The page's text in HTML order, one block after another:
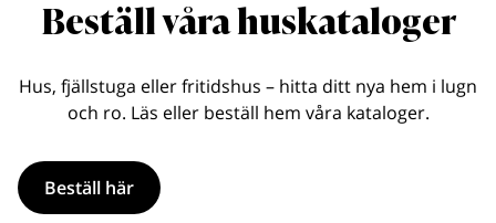
Beställ våra huskataloger
Hus, fjällstuga eller fritidshus – hitta ditt nya hem i lugn
och ro. Läs eller beställ hem våra kataloger.
Beställ här